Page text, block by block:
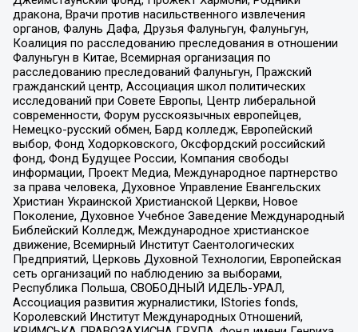
дракона, Врачи против насильственного извлечения
органов, Фалунь Дафа, Друзья Фалуньгун, Фалуньгун,
Коалиция по расследованию преследования в отношении
Фалуньгун в Китае, Всемирная организация по
расследованию преследований Фалуньгун, Пражский
гражданский центр, Ассоциация школ политических
исследований при Совете Европы, Центр либеральной
современности, Форум русскоязычных европейцев,
Немецко-русский обмен, Бард колледж, Европейский
выбор, Фонд Ходорковского, Оксфордский российский
фонд, Фонд Будущее России, Компания свободы
информации, Проект Медиа, Международное партнерство
за права человека, Духовное Управление Евангельских
Христиан Украинской Христианской Церкви, Новое
Поколение, Духовное Учебное Заведение Международный
Библейский Колледж, Международное христианское
движение, Всемирный Институт Саентологических
Предприятий, Церковь Духовной Технологии, Европейская
сеть организаций по наблюдению за выборами,
Республика Польша, СВОБОДНЫЙ ИДЕЛЬ-УРАЛ,
Ассоциация развития журналистики, IStories fonds,
Королевский Институт Международных Отношений,